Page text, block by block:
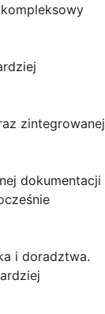
zintegrowanej
dokumentacji
i doradztwa.